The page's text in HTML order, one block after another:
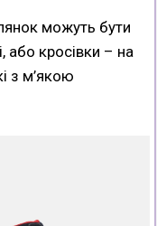
можуть бути
або кросівки – на
з м’якою